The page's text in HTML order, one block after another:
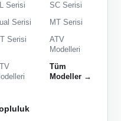
Serisi
SC Serisi
Serisi
MT Serisi
Serisi
ATV
Modelleri
Tüm
Modeller →